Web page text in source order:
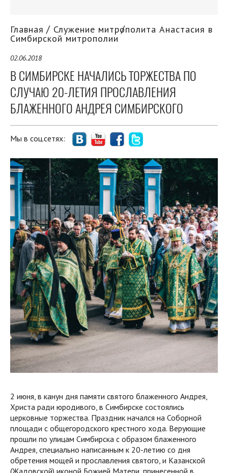
Главная Служение митрополита Анастасия в
Симбирской митрополии
02.06.2018
В СИМБИРСКЕ НАЧАЛИСЬ ТОРЖЕСТВА ПО
СЛУЧАЮ 20-ЛЕТИЯ ПРОСЛАВЛЕНИЯ
БЛАЖЕННОГО АНДРЕЯ СИМБИРСКОГО
Мы в соц.сетях:
2 июня, в канун дня памяти святого блаженного Андрея,
Христа ради юродивого, в Симбирске состоялись
церковные торжества. Праздник начался на Соборной
площади с общегородского крестного хода. Верующие
прошли по улицам Симбирска с образом блаженного
Андрея, специально написанным к 20-летию со дня
обретения мощей и прославления святого, и Казанской